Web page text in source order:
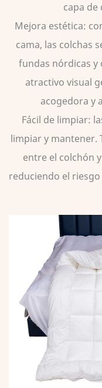
capa de
Mejora estética:
cama, las colchas
fundas nórdicas
atractivo visual
acogedora y
Fácil de limpiar:
limpiar y mantener.
entre el colchón
reduciendo el